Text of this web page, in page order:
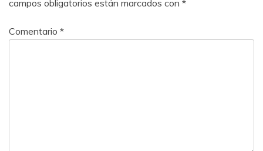
campos obligatorios están marcados con *
Comentario *